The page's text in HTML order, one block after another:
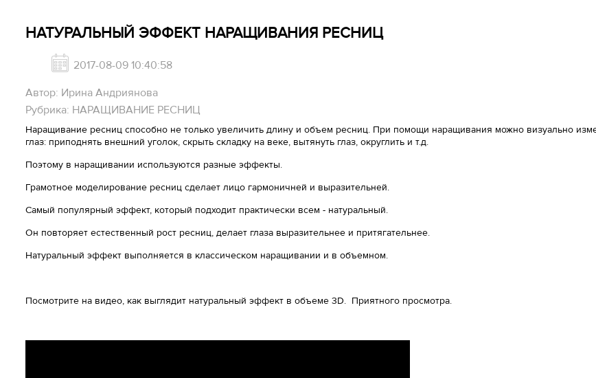
НАТУРАЛЬНЫЙ ЭФФЕКТ НАРАЩИВАНИЯ РЕСНИЦ
2017-08-09 10:40:58
Автор: Ирина Андриянова
Рубрика: НАРАЩИВАНИЕ РЕСНИЦ
Наращивание ресниц способно не только увеличить длину и объем ресниц. При помощи наращивания можно визуально
глаз: приподнять внешний уголок, скрыть складку на веке, вытянуть глаз, округлить и т.д.
Поэтому в наращивании используются разные эффекты.
Грамотное моделирование ресниц сделает лицо гармоничней и выразительней.
Самый популярный эффект, который подходит практически всем - натуральный.
Он повторяет естественный рост ресниц, делает глаза выразительнее и притягательнее.
Натуральный эффект выполняется в классическом наращивании и в объемном.
Посмотрите на видео, как выглядит натуральный эффект в объеме 3D. Приятного просмотра.